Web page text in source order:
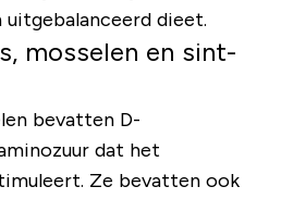
uitgebalanceerd dieet.
mosselen en sint-
bevatten D-
dat het
Ze bevatten ook